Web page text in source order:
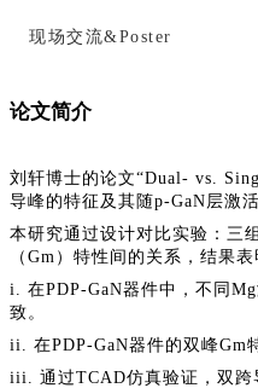
现场交流&Poster
论文简介
刘轩博士的论文“Dual- vs.
导峰的特征及其随p-GaN层激
本研究通过设计对比实验：三
（Gm）特性间的关系，结果表
i. 在PDP-GaN器件中，不同
致。
ii. 在PDP-GaN器件的双峰Gm
iii. 通过TCAD仿真验证，双跨